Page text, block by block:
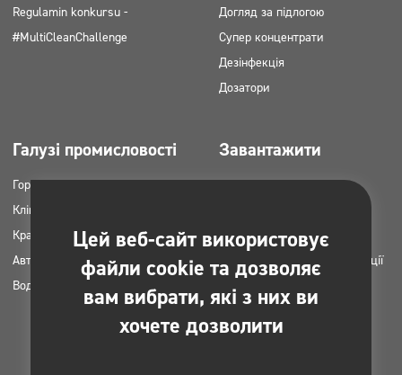
Regulamin konkursu -
#MultiCleanChallenge
Догляд за підлогою
Супер концентрати
Дезінфекція
Дозатори
Галузі промисловості
Горець
Клінінгові компанії
Краса
Автомийки
Вода пральні
Завантажити
Каталоги продукції
Інструкція НАССР
Плани застосування продукції
Clinex
Фотографії для друку
Цей веб-сайт використовує
файли cookie та дозволяє
вам вибрати, які з них ви
хочете дозволити